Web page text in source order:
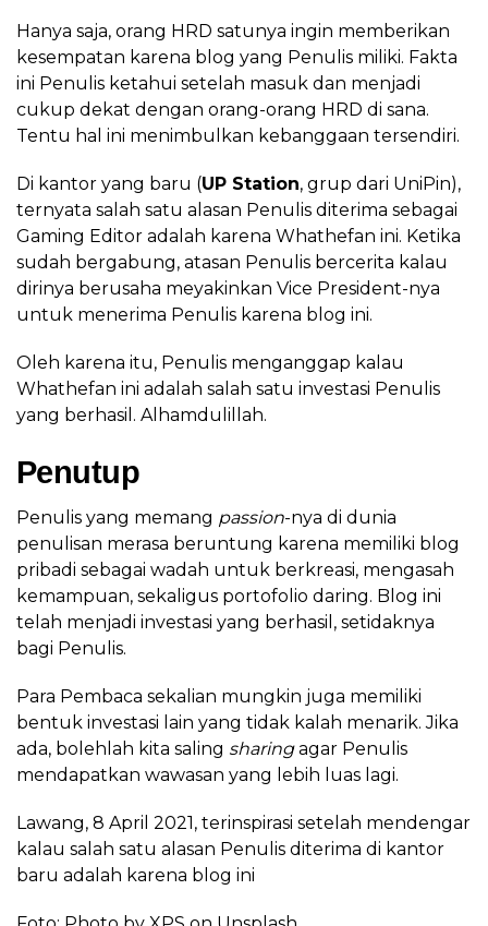
Hanya saja, orang HRD satunya ingin memberikan
kesempatan karena blog yang Penulis miliki. Fakta
ini Penulis ketahui setelah masuk dan menjadi
cukup dekat dengan orang-orang HRD di sana.
Tentu hal ini menimbulkan kebanggaan tersendiri.
Di kantor yang baru (UP Station, grup dari UniPin),
ternyata salah satu alasan Penulis diterima sebagai
Gaming Editor adalah karena Whathefan ini. Ketika
sudah bergabung, atasan Penulis bercerita kalau
dirinya berusaha meyakinkan Vice President-nya
untuk menerima Penulis karena blog ini.
Oleh karena itu, Penulis menganggap kalau
Whathefan ini adalah salah satu investasi Penulis
yang berhasil. Alhamdulillah.
Penutup
Penulis yang memang passion-nya di dunia
penulisan merasa beruntung karena memiliki blog
pribadi sebagai wadah untuk berkreasi, mengasah
kemampuan, sekaligus portofolio daring. Blog ini
telah menjadi investasi yang berhasil, setidaknya
bagi Penulis.
Para Pembaca sekalian mungkin juga memiliki
bentuk investasi lain yang tidak kalah menarik. Jika
ada, bolehlah kita saling sharingagar Penulis
mendapatkan wawasan yang lebih luas lagi.
Lawang, 8 April 2021, terinspirasi setelah mendengar
kalau salah satu alasan Penulis diterima di kantor
baru adalah karena blog ini